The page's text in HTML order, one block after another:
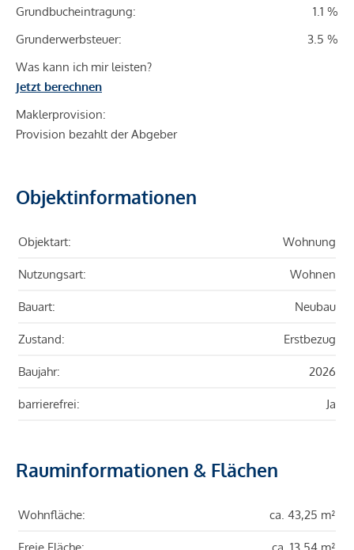
Grundbucheintragung:
1.1 %
Grunderwerbsteuer:
3.5 %
Was kann ich mir leisten?
Jetzt berechnen
Maklerprovision:
Provision bezahlt der Abgeber
Objektinformationen
Objektart: Wohnung
Nutzungsart: Wohnen
Bauart: Neubau
Zustand: Erstbezug
Baujahr: 2026
barrierefrei: Ja
Rauminformationen & Flächen
Wohnfläche: ca. 43,25 m²